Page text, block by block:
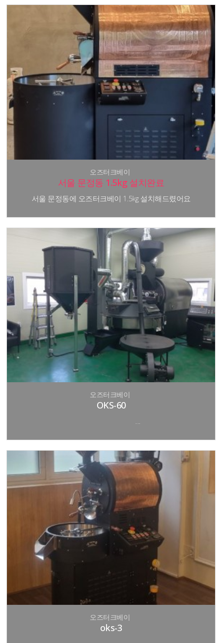
오즈터크베이
서울 문정동 1.5kg 설치완료
서울 문정동에 오즈터크베이 1.5kg 설치해드렸어요
오즈터크베이
OKS-60
오즈터크베이
oks-3